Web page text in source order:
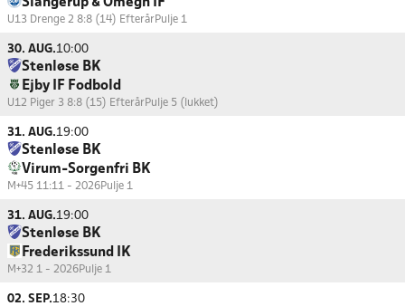
Slangerup & Omegn IF
U13 Drenge 2 8:8 (14) EfterårPulje 1
30. AUG.10:00
Stenløse BK
Ejby IF Fodbold
U12 Piger 3 8:8 (15) EfterårPulje 5 (lukket)
31. AUG.19:00
Stenløse BK
Virum-Sorgenfri BK
M+45 11:11 - 2026Pulje 1
31. AUG.19:00
Stenløse BK
Frederikssund IK
M+32 1 - 2026Pulje 1
02. SEP.18:30